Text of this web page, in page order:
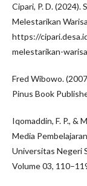
Cipari, P. D. (2024).
Melestarikan
https://
melestarikan-
Fred Wibowo.
Pinus Book
Iqomaddin, F. P., &
Media
Universitas Negeri
Volume 03,